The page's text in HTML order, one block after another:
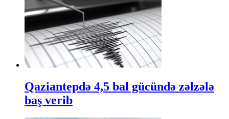
Qaziantepdə 4,5 bal gücündə zəlzələ
baş verib